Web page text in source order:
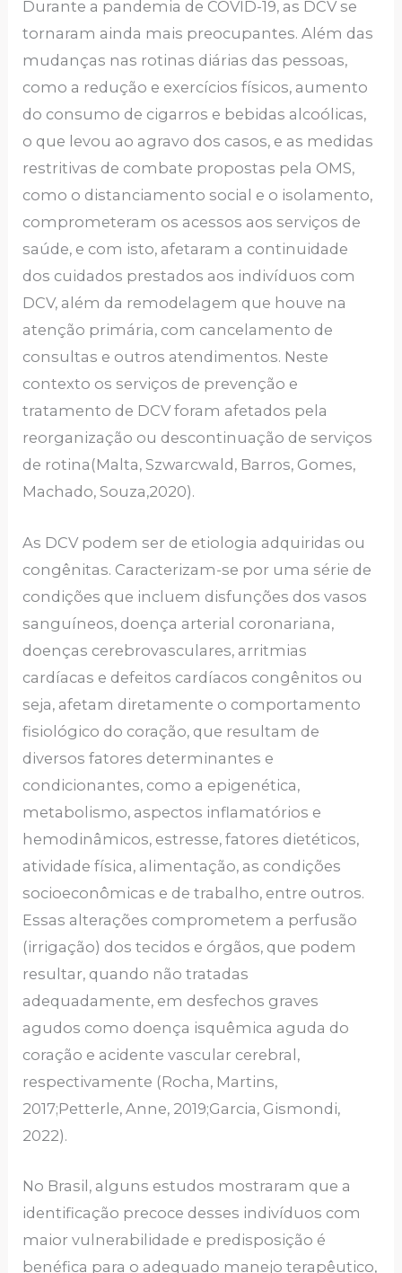
Durante a pandemia de COVID-19, as DCV se
tornaram ainda mais preocupantes. Além das
mudanças nas rotinas diárias das pessoas,
como a redução e exercícios físicos, aumento
do consumo de cigarros e bebidas alcoólicas,
o que levou ao agravo dos casos, e as medidas
restritivas de combate propostas pela OMS,
como o distanciamento social e o isolamento,
comprometeram os acessos aos serviços de
saúde, e com isto, afetaram a continuidade
dos cuidados prestados aos indivíduos com
DCV, além da remodelagem que houve na
atenção primária, com cancelamento de
consultas e outros atendimentos. Neste
contexto os serviços de prevenção e
tratamento de DCV foram afetados pela
reorganização ou descontinuação de serviços
de rotina(Malta, Szwarcwald, Barros, Gomes,
Machado, Souza,2020).
As DCV podem ser de etiologia adquiridas ou
congênitas. Caracterizam-se por uma série de
condições que incluem disfunções dos vasos
sanguíneos, doença arterial coronariana,
doenças cerebrovasculares, arritmias
cardíacas e defeitos cardíacos congênitos ou
seja, afetam diretamente o comportamento
fisiológico do coração, que resultam de
diversos fatores determinantes e
condicionantes, como a epigenética,
metabolismo, aspectos inflamatórios e
hemodinâmicos, estresse, fatores dietéticos,
atividade física, alimentação, as condições
socioeconômicas e de trabalho, entre outros.
Essas alterações comprometem a perfusão
(irrigação) dos tecidos e órgãos, que podem
resultar, quando não tratadas
adequadamente, em desfechos graves
agudos como doença isquêmica aguda do
coração e acidente vascular cerebral,
respectivamente (Rocha, Martins,
2017;Petterle, Anne, 2019;Garcia, Gismondi,
2022).
No Brasil, alguns estudos mostraram que a
identificação precoce desses indivíduos com
maior vulnerabilidade e predisposição é
benéfica para o adequado manejo terapêutico,